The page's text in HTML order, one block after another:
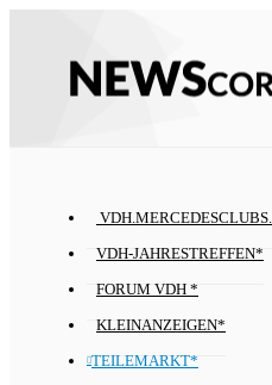
VDH-JAHRESTREFFEN*
FORUM VDH *
KLEINANZEIGEN*
TEILEMARKT*